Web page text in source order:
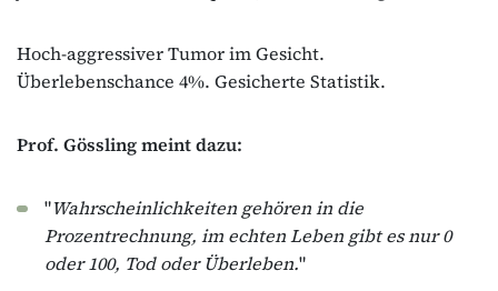
Hoch-aggressiver Tumor im Gesicht.
Überlebenschance 4%. Gesicherte Statistik.
Prof. Gössling meint dazu:
"Wahrscheinlichkeiten gehören in die
Prozentrechnung, im echten Leben gibt es nur 0
oder 100, Tod oder Überleben."